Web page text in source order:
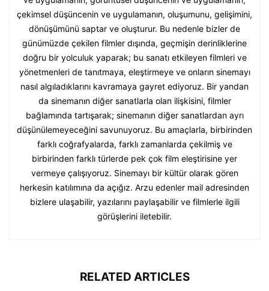
çekimsel düşüncenin ve uygulamanın, oluşumunu, gelişimini,
dönüşümünü saptar ve oluşturur. Bu nedenle bizler de
günümüzde çekilen filmler dışında, geçmişin derinliklerine
doğru bir yolculuk yaparak; bu sanatı etkileyen filmleri ve
yönetmenleri de tanıtmaya, eleştirmeye ve onların sinemayı
nasıl algıladıklarını kavramaya gayret ediyoruz. Bir yandan
da sinemanın diğer sanatlarla olan ilişkisini, filmler
bağlamında tartışarak; sinemanın diğer sanatlardan ayrı
düşünülemeyeceğini savunuyoruz. Bu amaçlarla, birbirinden
farklı coğrafyalarda, farklı zamanlarda çekilmiş ve
birbirinden farklı türlerde pek çok film eleştirisine yer
vermeye çalışıyoruz. Sinemayı bir kültür olarak gören
herkesin katılımına da açığız. Arzu edenler mail adresinden
bizlere ulaşabilir, yazılarını paylaşabilir ve filmlerle ilgili
görüşlerini iletebilir.
RELATED ARTICLES